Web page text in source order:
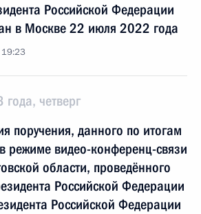
Российской Федерации
в Москве 22 июля 2022 года
19:23
четверг
поручения, данного по итогам
режиме видео-конференц-связи
области, проведённого
Российской Федерации
Российской Федерации